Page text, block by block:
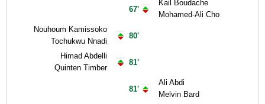
Nouhoum Kamissoko
Tochukwu Nnadi
Himad Abdelli
Quinten Timber
67'
80'
81'
81'
Kail Boudache
Mohamed-Ali Cho
Ali Abdi
Melvin Bard